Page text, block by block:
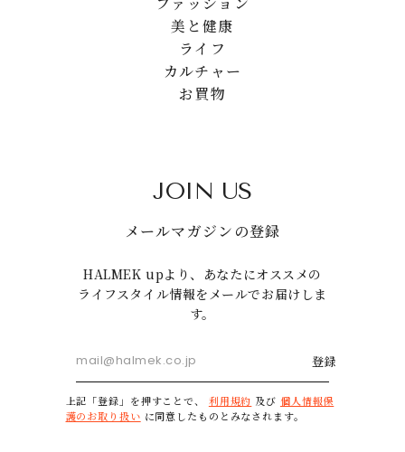
美と健康
ライフ
カルチャー
お買物
JOIN US
メールマガジンの登録
HALMEK upより、あなたにオススメの
ライフスタイル情報をメールでお届けしま
す。
登録
上記「登録」を押すことで、 利用規約 及び 個人情報保
護のお取り扱い に同意したものとみなされます。